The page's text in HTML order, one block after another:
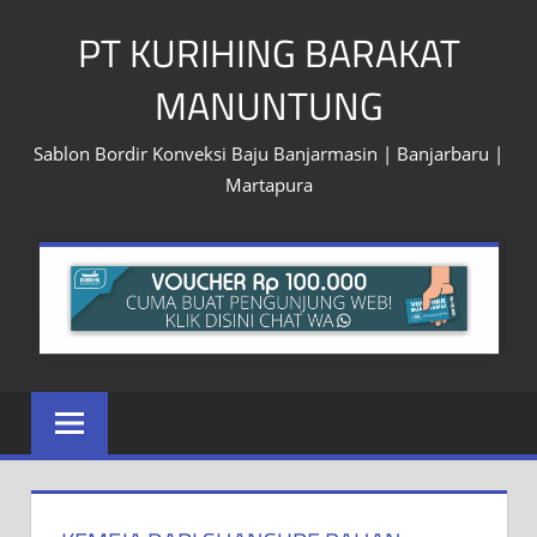
PT KURIHING BARAKAT
MANUNTUNG
Sablon Bordir Konveksi Baju Banjarmasin | Banjarbaru |
Martapura